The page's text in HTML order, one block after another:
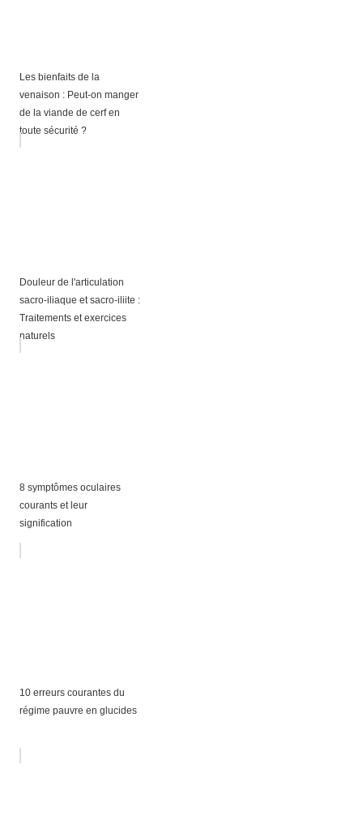
Les bienfaits de la
venaison : Peut-on manger
de la viande de cerf en
toute sécurité ?
Douleur de l'articulation
sacro-iliaque et sacro-iliite :
Traitements et exercices
naturels
8 symptômes oculaires
courants et leur
signification
10 erreurs courantes du
régime pauvre en glucides